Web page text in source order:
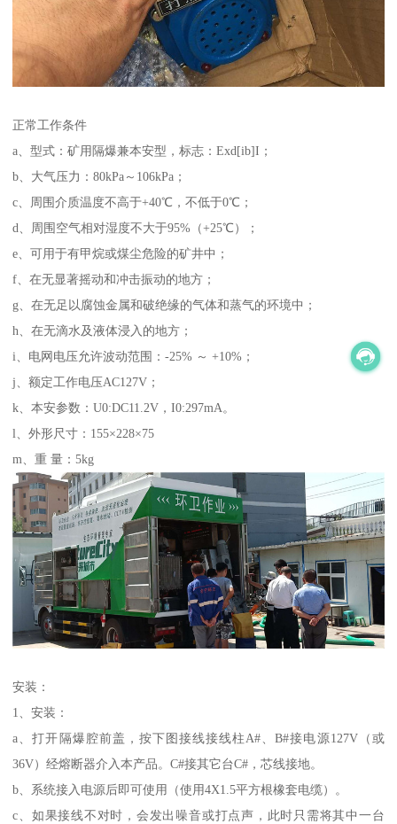
正常工作条件
a、型式：矿用隔爆兼本安型，标志：Exd[ib]I；
b、大气压力：80kPa～106kPa；
c、周围介质温度不高于+40℃，不低于0℃；
d、周围空气相对湿度不大于95%（+25℃）；
e、可用于有甲烷或煤尘危险的矿井中；
f、在无显著摇动和冲击振动的地方；
g、在无足以腐蚀金属和破绝缘的气体和蒸气的环境中；
h、在无滴水及液体浸入的地方；
i、电网电压允许波动范围：-25% ～ +10%；
j、额定工作电压AC127V；
k、本安参数：U0:DC11.2V，I0:297mA。
l、外形尺寸：155×228×75
m、重 量：5kg
安装：
1、安装：
a、打开隔爆腔前盖，按下图接线接线柱A#、B#接电源127V（或
36V）经熔断器介入本产品。C#接其它台C#，芯线接地。
b、系统接入电源后即可使用（使用4X1.5平方根橡套电缆）。
c、如果接线不对时，会发出噪音或打点声，此时只需将其中一台